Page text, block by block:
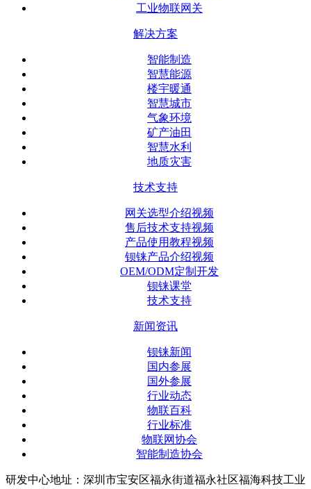
工业物联网关
解决方案
智能制造
智慧能源
楼宇暖通
智慧城市
气象环境
矿产油田
智慧水利
地质灾害
技术支持
网关选型介绍视频
售后技术支持视频
产品使用教程视频
钡铼产品介绍视频
OEM/ODM定制开发
钡铼课堂
技术支持
新闻资讯
钡铼新闻
国内参展
国外参展
行业动态
物联百科
行业标准
物联网协会
智能制造协会
研发中心地址：深圳市宝安区福永街道福永社区福海科技工业